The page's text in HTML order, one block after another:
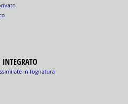
in fognatura